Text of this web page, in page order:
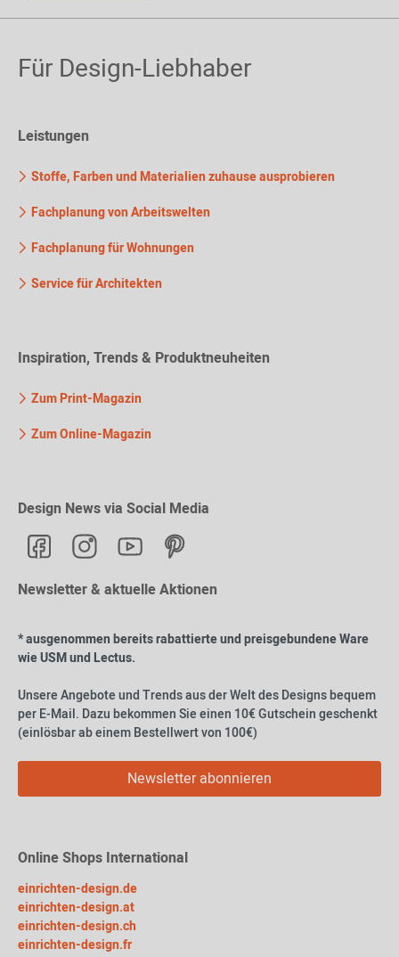
Für Design-Liebhaber
Leistungen
Stoffe, Farben und Materialien zuhause ausprobieren
Fachplanung von Arbeitswelten
Fachplanung für Wohnungen
Service für Architekten
Inspiration, Trends & Produktneuheiten
Zum Print-Magazin
Zum Online-Magazin
Design News via Social Media
Newsletter & aktuelle Aktionen
* ausgenommen bereits rabattierte und preisgebundene Ware
wie USM und Lectus.
Unsere Angebote und Trends aus der Welt des Designs bequem
per E-Mail. Dazu bekommen Sie einen 10€ Gutschein geschenkt
(einlösbar ab einem Bestellwert von 100€)
Newsletter abonnieren
Online Shops International
einrichten-design.de
einrichten-design.at
einrichten-design.ch
einrichten-design.fr